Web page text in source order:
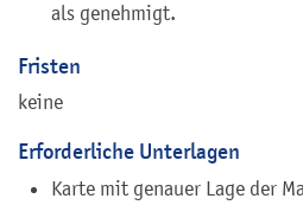
als genehmigt.
Fristen
keine
Erforderliche Unterlagen
Karte mit genauer Lage der